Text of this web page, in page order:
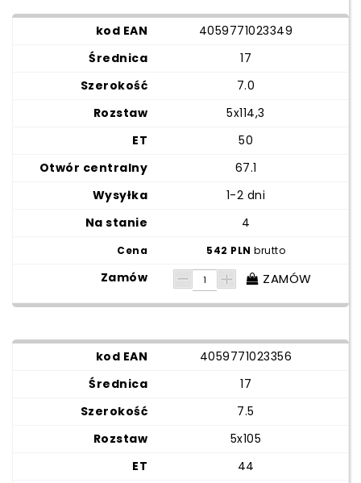
4059771023349
17
7.0
5x114,3
50
67.1
1-2 dni
4
542 PLNbrutto
ZAMÓW
4059771023356
17
7.5
5x105
44